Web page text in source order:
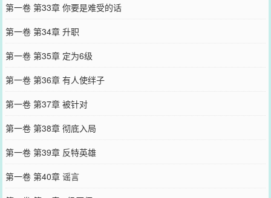
第一卷 第33章 你要是难受的话
第一卷 第34章 升职
第一卷 第35章 定为6级
第一卷 第36章 有人使绊子
第一卷 第37章 被针对
第一卷 第38章 彻底入局
第一卷 第39章 反特英雄
第一卷 第40章 谣言